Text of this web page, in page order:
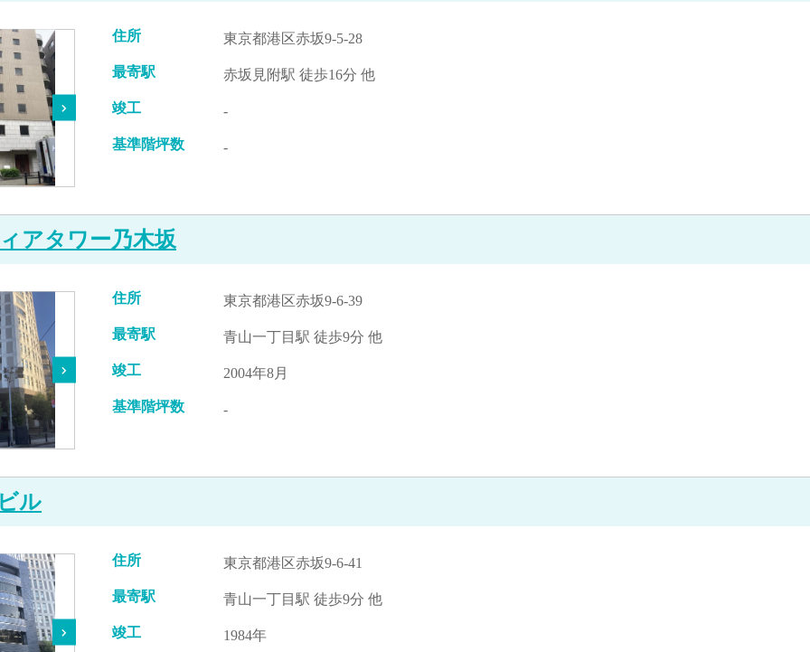
住所 東京都港区赤坂9-5-28
最寄駅 赤坂見附駅 徒歩16分 他
竣工 -
基準階坪数 -
アタワー乃木坂
住所 東京都港区赤坂9-6-39
最寄駅 青山一丁目駅 徒歩9分 他
竣工 2004年8月
基準階坪数 -
ル
住所 東京都港区赤坂9-6-41
最寄駅 青山一丁目駅 徒歩9分 他
竣工 1984年